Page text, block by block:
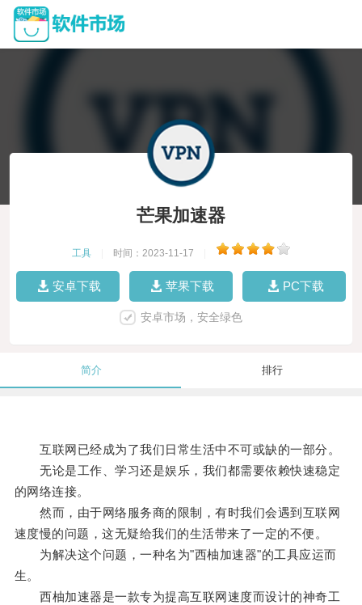
芒果加速器
工具 时间：2023-11-17
安卓下载 苹果下载 PC下载
安卓市场，安全绿色
简介 排行
互联网已经成为了我们日常生活中不可或缺的一部分。
无论是工作、学习还是娱乐，我们都需要依赖快速稳定
的网络连接。
然而，由于网络服务商的限制，有时我们会遇到互联网
速度慢的问题，这无疑给我们的生活带来了一定的不便。
为解决这个问题，一种名为"西柚加速器"的工具应运而
生。
西柚加速器是一款专为提高互联网速度而设计的神奇工